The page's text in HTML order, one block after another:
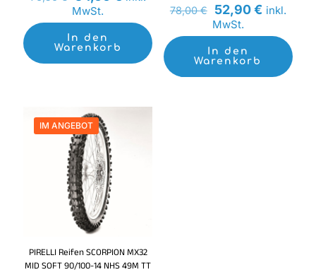
Preis
war:
76,50 €
ist:
54,00 €.
MwSt.
In den
Warenkorb
78,00€
Ursprünglicher
Preis
war:
78,00 €
52,90€Aktueller
ist:
52,90 €.
inkl.
MwSt.
In den
Warenkorb
IM ANGEBOT
PIRELLI Reifen SCORPION MX32
MID SOFT 90/100-14 NHS 49M TT